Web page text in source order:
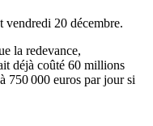
vendredi 20 décembre.
la redevance,
déjà coûté 60 millions
750 000 euros par jour si